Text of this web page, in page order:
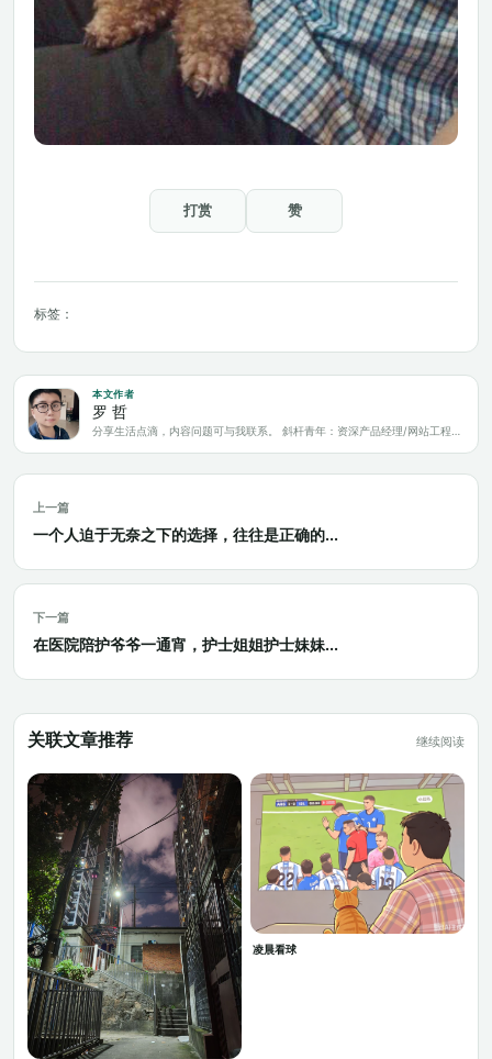
打赏 赞
标签：
本文作者
罗 哲
上一篇
一个人迫于无奈之下的选择，往往是正确的...
下一篇
在医院陪护爷爷一通宵，护士姐姐护士妹妹...
关联文章推荐 继续阅读
凌晨看球